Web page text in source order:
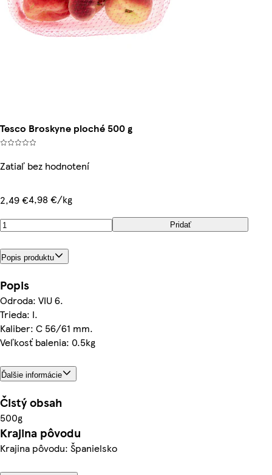
Tesco Broskyne ploché 500 g
Zatiaľ bez hodnotení
2,49 €4,98 €/kg
Pridať
Popis produktu
Popis
Odroda: VIU 6.
Trieda: I.
Kaliber: C 56/61 mm.
Veľkosť balenia: 0.5kg
Ďalšie informácie
Čistý obsah
500g
Krajina pôvodu
Krajina pôvodu: Španielsko